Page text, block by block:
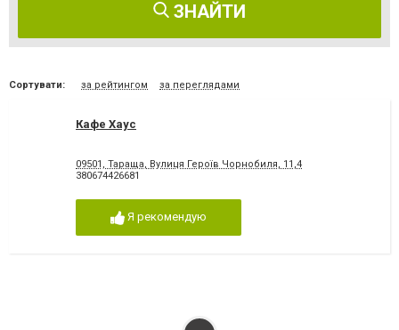
ЗНАЙТИ
Сортувати: за рейтингом за переглядами
Кафе Хаус
09501, Тараща, Вулиця Героїв Чорнобиля, 11,4
380674426681
Я рекомендую